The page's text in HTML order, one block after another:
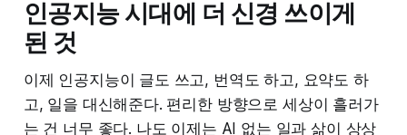
인공지능 시대에 더 신경 쓰이게
된 것
이제 인공지능이 글도 쓰고, 번역도 하고, 요약도 하
고, 일을 대신해준다. 편리한 방향으로 세상이 흘러가
는 건 너무 좋다. 나도 이제는 AI 없는 일과 삶이 상상